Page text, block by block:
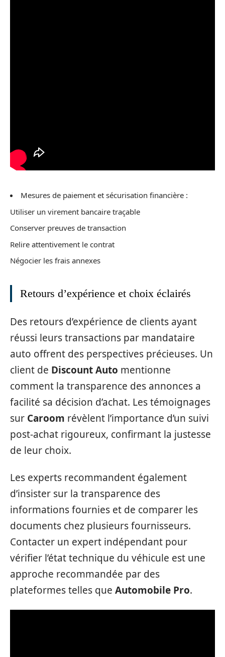
Mesures de paiement et sécurisation financière :
Utiliser un virement bancaire traçable
Conserver preuves de transaction
Relire attentivement le contrat
Négocier les frais annexes
Retours d’expérience et choix éclairés
Des retours d’expérience de clients ayant
réussi leurs transactions par mandataire
auto offrent des perspectives précieuses. Un
client de Discount Auto mentionne
comment la transparence des annonces a
facilité sa décision d’achat. Les témoignages
sur Caroom révèlent l’importance d’un suivi
post-achat rigoureux, confirmant la justesse
de leur choix.
Les experts recommandent également
d’insister sur la transparence des
informations fournies et de comparer les
documents chez plusieurs fournisseurs.
Contacter un expert indépendant pour
vérifier l’état technique du véhicule est une
approche recommandée par des
plateformes telles que Automobile Pro.